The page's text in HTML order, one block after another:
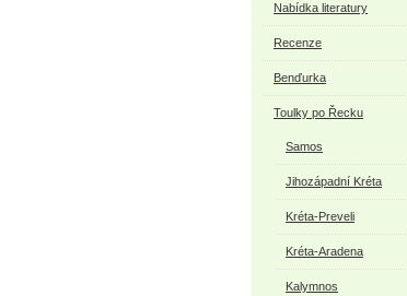
Nabídka literatury
Recenze
Benďurka
Toulky po Řecku
Samos
Jihozápadní Kréta
Kréta-Preveli
Kréta-Aradena
Kalymnos